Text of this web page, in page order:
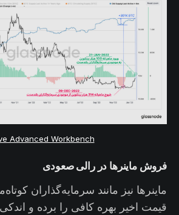
Advanced Workbench
فروش ماینرها در رالی صعودی
ماینرها نیز مانند سرمایه‌گذاران
قیمت اخیر بهره کافی را برده و